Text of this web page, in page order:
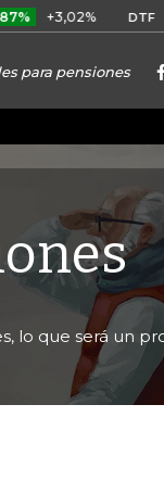
DTF 10,34%
para pensiones
lo que será un